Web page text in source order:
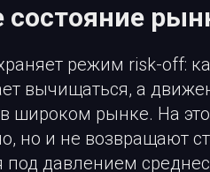
режим risk-off:
вычищаться, а
широком рынке. На
но и не возвращают
под давлением